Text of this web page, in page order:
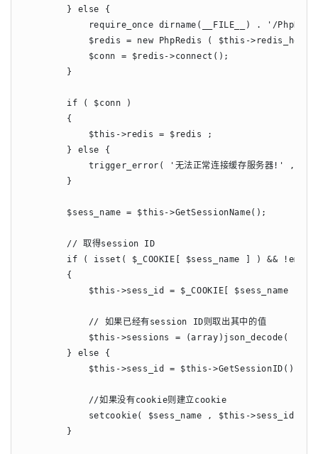
        } else {
require_once dirname(__FILE__) . '/
$redis = new PhpRedis ( $this->redis_host
            $conn = $redis->connect();
        }
        if ( $conn )
        {
            $this->redis = $redis ;
        } else {
trigger_error( '无法正常连接缓存服务器!' ,
        }
        $sess_name = $this->GetSessionName();
        // 取得session ID
if ( isset( $_COOKIE[ $sess_name ] ) &&
        {
            $this->sess_id = $_COOKIE[ $sess_name ] ;
            // 如果已经有session ID则取出其中的值
$this->sessions = (array)json_decode(
        } else {
            $this->sess_id = $this->GetSessionID() ;
            //如果没有cookie则建立cookie
            setcookie( $sess_name , $this->sess_id );
        }